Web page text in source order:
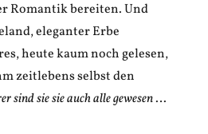
Romantik bereiten. Und
eleganter Erbe
heute kaum noch gelesen,
zeitlebens selbst den
sind sie sie auch alle gewesen…